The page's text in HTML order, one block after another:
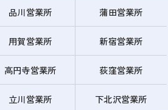
品川営業所 蒲田営業所
用賀営業所 新宿営業所
高円寺営業所 荻窪営業所
立川営業所 下北沢営業所